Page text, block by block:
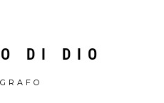
DI DIO